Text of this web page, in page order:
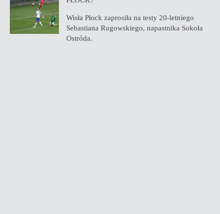
Wisła Płock zaprosiła na testy 20-letniego
Sebastiana Rugowskiego, napastnika Sokoła
Ostróda.